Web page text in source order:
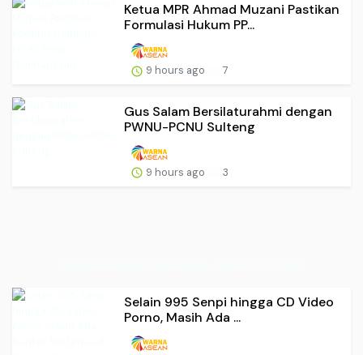
Ketua MPR Ahmad Muzani Pastikan
Formulasi Hukum PP...
9 hours ago 7
Gus Salam Bersilaturahmi dengan
PWNU-PCNU Sulteng
9 hours ago 3
Selain 995 Senpi hingga CD Video
Porno, Masih Ada ...